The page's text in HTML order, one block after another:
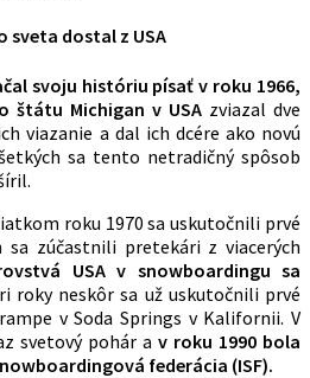
sveta dostal z USA
svoju históriu písať v roku 1966,
štátu Michigan v USA zviazal dve
viazanie a dal ich dcére ako novú
sa tento netradičný spôsob
roku 1970 sa uskutočnili prvé
zúčastnili pretekári z viacerých
USA v snowboardingu sa
roky neskôr sa už uskutočnili prvé
v Soda Springs v Kalifornii. V
svetový pohár a v roku 1990 bola
federácia (ISF).